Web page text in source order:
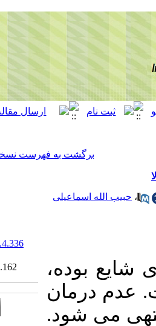
IR.MUMS.REC.1398.162